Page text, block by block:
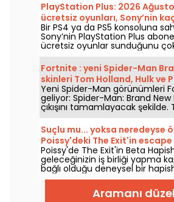
PlayStation Plus: 2026
ücretsiz oyunları, Sony’nin
gereken hediyeleri
Bir PS4 ya da PS5 konsoluna
Sony’nin PlayStation Plus
ücretsiz oyunlar sunduğunu
Peki Ağustos 2026’da hangi
Bu ayın seçkisini inceleyin.
Fortnite : yeni Spider-Man
skinleri Tom Holland, Hulk ve
geliyor
Yeni Spider-Man görünümleri
geliyor: Spider-Man: Brand
çıkışını tamamlayacak
Epic Games’in oyununda Peter
kostümünü tekrar giyecek; Hulk
ile birlikte 31 Temmuz
sahnede olacak.
Suçlu mu... yoksa neredeyse
Poissy'deki The Exit'in
Prison Bêta'yı keşfedin.
Poissy'de The Exit'in Beta
geleceğinizin iş birliği yapma
bağlı olduğu deneysel bir
götürüyor. Kaçış temasını
senaryoyla saptıran bir görev.
Aramanı